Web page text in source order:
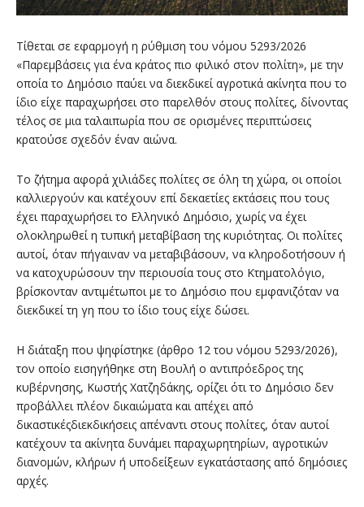
Τίθεται σε εφαρμογή η ρύθμιση του νόμου 5293/2026
«Παρεμβάσεις για ένα κράτος πιο φιλικό στον πολίτη», με την
οποία το Δημόσιο παύει να διεκδικεί αγροτικά ακίνητα που το
ίδιο είχε παραχωρήσει στο παρελθόν στους πολίτες, δίνοντας
τέλος σε μια ταλαιπωρία που σε ορισμένες περιπτώσεις
κρατούσε σχεδόν έναν αιώνα.
Το ζήτημα αφορά χιλιάδες πολίτες σε όλη τη χώρα, οι οποίοι
καλλιεργούν και κατέχουν επί δεκαετίες εκτάσεις που τους
έχει παραχωρήσει το Ελληνικό Δημόσιο, χωρίς να έχει
ολοκληρωθεί η τυπική μεταβίβαση της κυριότητας. Οι πολίτες
αυτοί, όταν πήγαιναν να μεταβιβάσουν, να κληροδοτήσουν ή
να κατοχυρώσουν την περιουσία τους στο Κτηματολόγιο,
βρίσκονταν αντιμέτωποι με το Δημόσιο που εμφανιζόταν να
διεκδικεί τη γη που το ίδιο τους είχε δώσει.
Η διάταξη που ψηφίστηκε (άρθρο 12 του νόμου 5293/2026),
τον οποίο εισηγήθηκε στη Βουλή ο αντιπρόεδρος της
κυβέρνησης, Κωστής Χατζηδάκης, ορίζει ότι το Δημόσιο δεν
προβάλλει πλέον δικαιώματα και απέχει από
δικαστικέςδιεκδικήσεις απέναντι στους πολίτες, όταν αυτοί
κατέχουν τα ακίνητα δυνάμει παραχωρητηρίων, αγροτικών
διανομών, κλήρων ή υποδείξεων εγκατάστασης από δημόσιες
αρχές.